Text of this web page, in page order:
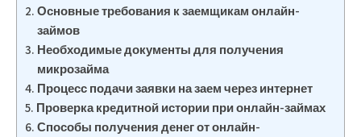
Основные требования к заемщикам онлайн-
займов
Необходимые документы для получения
микрозайма
Процесс подачи заявки на заем через интернет
Проверка кредитной истории при онлайн-займах
Способы получения денег от онлайн-